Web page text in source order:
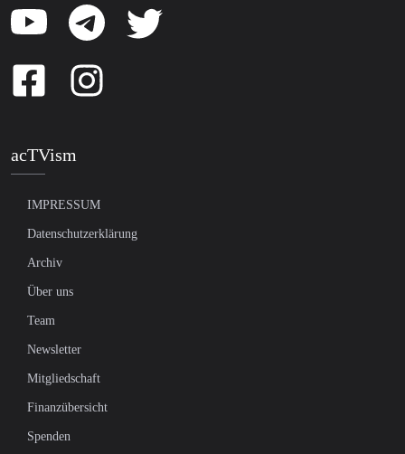
acTVism
IMPRESSUM
Datenschutzerklärung
Archiv
Über uns
Team
Newsletter
Mitgliedschaft
Finanzübersicht
Spenden